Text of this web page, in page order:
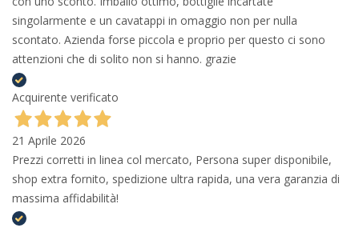
singolarmente e un cavatappi in omaggio non per nulla
scontato. Azienda forse piccola e proprio per questo ci sono
attenzioni che di solito non si hanno. grazie
Acquirente verificato
21 Aprile 2026
Prezzi corretti in linea col mercato, Persona super disponibile,
shop extra fornito, spedizione ultra rapida, una vera garanzia di
massima affidabilità!